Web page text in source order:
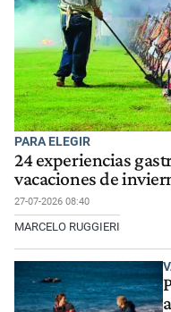
PARA ELEGIR
24 experiencias
vacaciones de
27-07-2026 08:40
MARCELO RUGGIERI